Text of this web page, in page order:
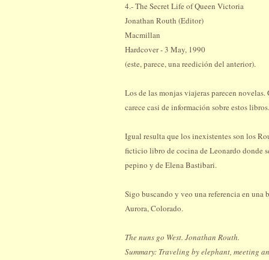
4.- The Secret Life of Queen Victoria
Jonathan Routh (Editor)
Macmillan
Hardcover - 3 May, 1990
(este, parece, una reedición del anterior).
Los de las monjas viajeras parecen
carece casi de información sobre estos
Igual resulta que los inexistentes son los
ficticio libro de cocina de Leonardo donde
pepino y de Elena Bastibari.
Sigo buscando y veo una referencia en
Aurora, Colorado.
The nuns go West. Jonathan Routh.
Summary: Traveling by elephant, meeting